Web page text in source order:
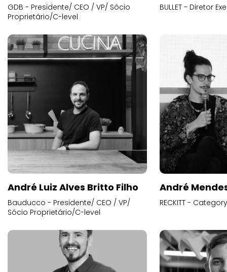
GDB - Presidente/ CEO / VP/ Sócio
Proprietário/C-level
BULLET - Diretor
André Luiz Alves Britto Filho
Bauducco - Presidente/ CEO / VP/
Sócio Proprietário/C-level
André
RECKITT -